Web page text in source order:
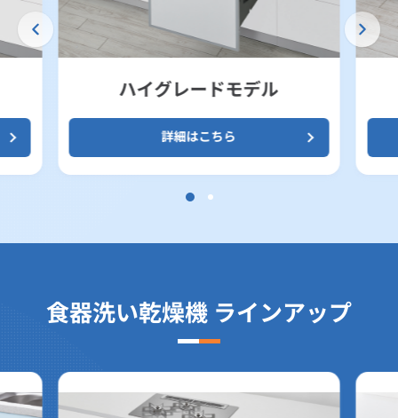
ハイグレードモデル
詳細はこちら
食器洗い乾燥機 ラインアップ